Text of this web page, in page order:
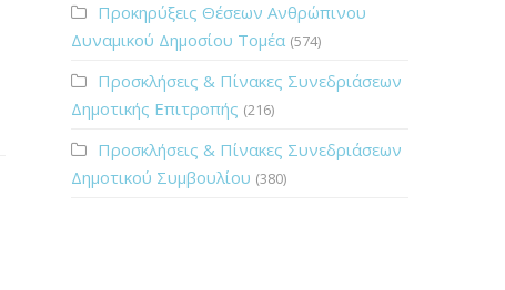
Προκηρύξεις Θέσεων Ανθρώπινου
Δυναμικού Δημοσίου Τομέα (574)
Προσκλήσεις & Πίνακες Συνεδριάσεων
Δημοτικής Επιτροπής (216)
Προσκλήσεις & Πίνακες Συνεδριάσεων
Δημοτικού Συμβουλίου (380)